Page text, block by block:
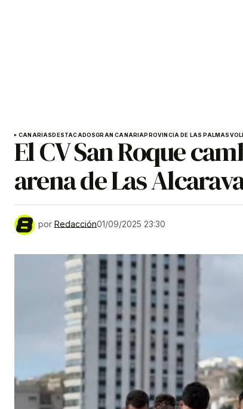
CANARIASDESTACADOSGRAN CANARIAPROVINCIA DE LAS PALMAS
El CV San Roque
arena de Las
por Redacción01/09/2025 23:30